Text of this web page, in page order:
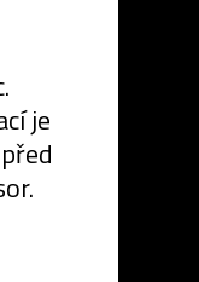
je